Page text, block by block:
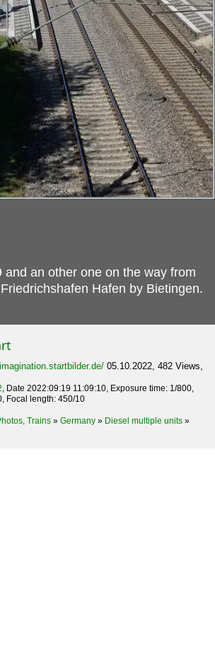
and an other one on the way from
Hafen by Bietingen.
05.10.2022, 482 Views,
, Date 2022:09:19 11:09:10, Exposure time: 1/800,
Focal length: 450/10
Trains » Germany » Diesel multiple units »